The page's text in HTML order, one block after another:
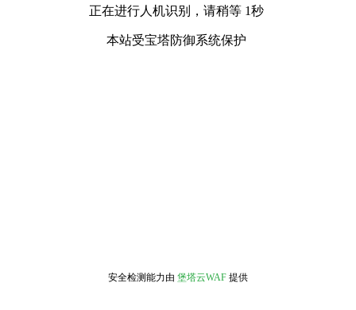
正在进行人机识别，请稍等 1秒
本站受宝塔防御系统保护
安全检测能力由 堡塔云WAF 提供